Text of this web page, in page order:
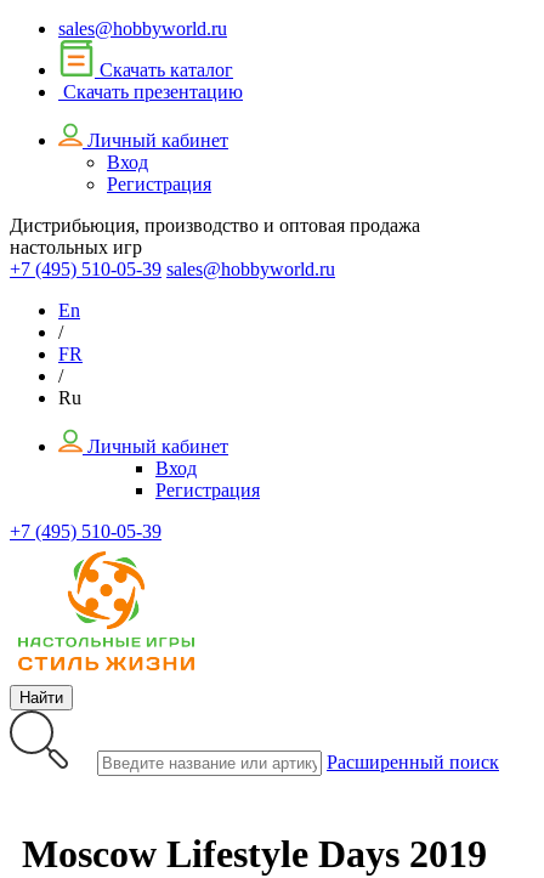
sales@hobbyworld.ru
Скачать каталог
Скачать презентацию
Личный кабинет
Вход
Регистрация
Дистрибьюция, производство и оптовая продажа
настольных игр
+7 (495) 510-05-39 sales@hobbyworld.ru
En
/
FR
/
Ru
Личный кабинет
Вход
Регистрация
+7 (495) 510-05-39
Найти
Расширенный поиск
Moscow Lifestyle Days 2019